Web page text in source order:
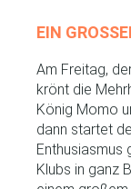
EIN
Am Freitag,
krönt die
König Momo
dann startet
Enthusiasmus
Klubs in ganz